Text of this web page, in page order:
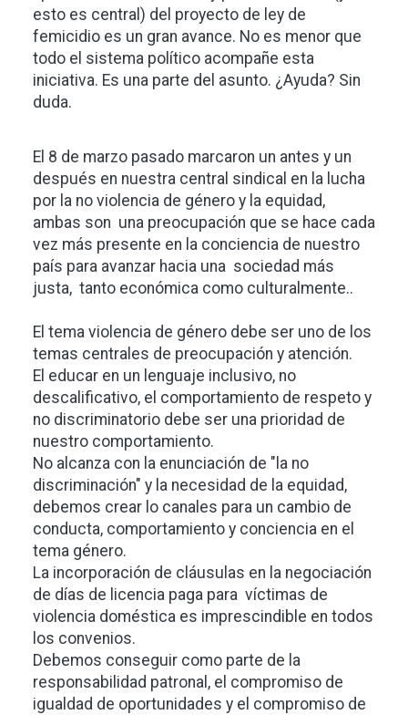
esto es central) del proyecto de ley de
femicidio es un gran avance. No es menor que
todo el sistema político acompañe esta
iniciativa. Es una parte del asunto. ¿Ayuda? Sin
duda.
El 8 de marzo pasado marcaron un antes y un
después en nuestra central sindical en la lucha
por la no violencia de género y la equidad,
ambas son una preocupación que se hace cada
vez más presente en la conciencia de nuestro
país para avanzar hacia una sociedad más
justa, tanto económica como culturalmente..
El tema violencia de género debe ser uno de los
temas centrales de preocupación y atención.
El educar en un lenguaje inclusivo, no
descalificativo, el comportamiento de respeto y
no discriminatorio debe ser una prioridad de
nuestro comportamiento.
No alcanza con la enunciación de "la no
discriminación" y la necesidad de la equidad,
debemos crear lo canales para un cambio de
conducta, comportamiento y conciencia en el
tema género.
La incorporación de cláusulas en la negociación
de días de licencia paga para víctimas de
violencia doméstica es imprescindible en todos
los convenios.
Debemos conseguir como parte de la
responsabilidad patronal, el compromiso de
igualdad de oportunidades y el compromiso de